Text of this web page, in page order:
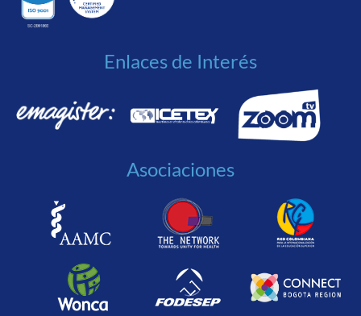
Enlaces de Interés
Asociaciones